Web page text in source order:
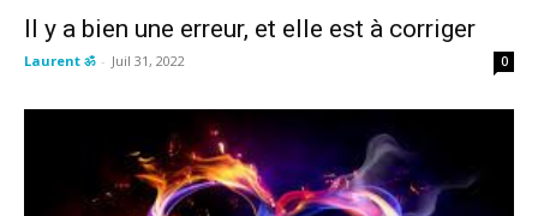
Il y a bien une erreur, et elle est à corriger
Laurent ॐ - Juil 31, 2022 0